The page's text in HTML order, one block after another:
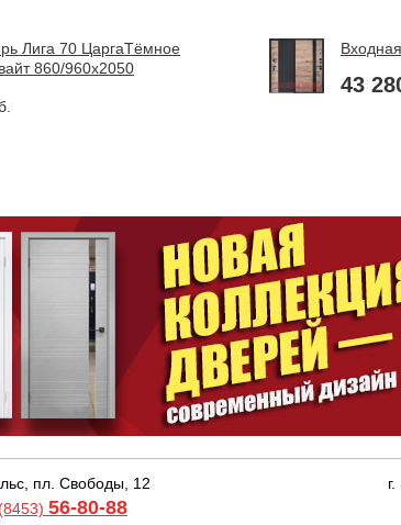
Лига 70 ЦаргаТёмное
860/960х2050
43
пл. Свободы, 12
56-80-88